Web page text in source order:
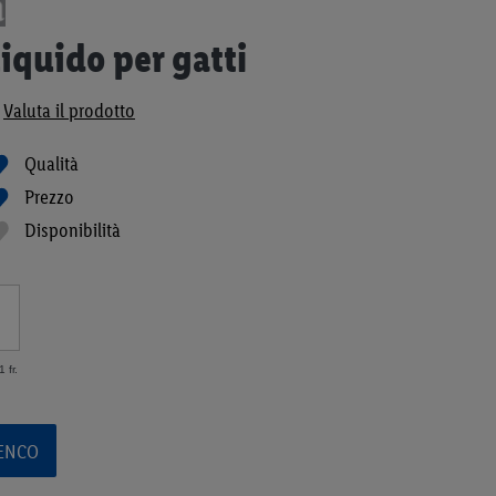
per gatti
Valuta il prodotto
Qualità
Prezzo
Disponibilità
fr.